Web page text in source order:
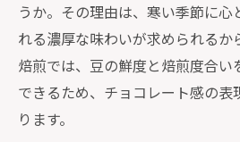
うか。その理由は、寒い季節に心
れる濃厚な味わいが求められるか
焙煎では、豆の鮮度と焙煎度合い
できるため、チョコレート感の表
ります。